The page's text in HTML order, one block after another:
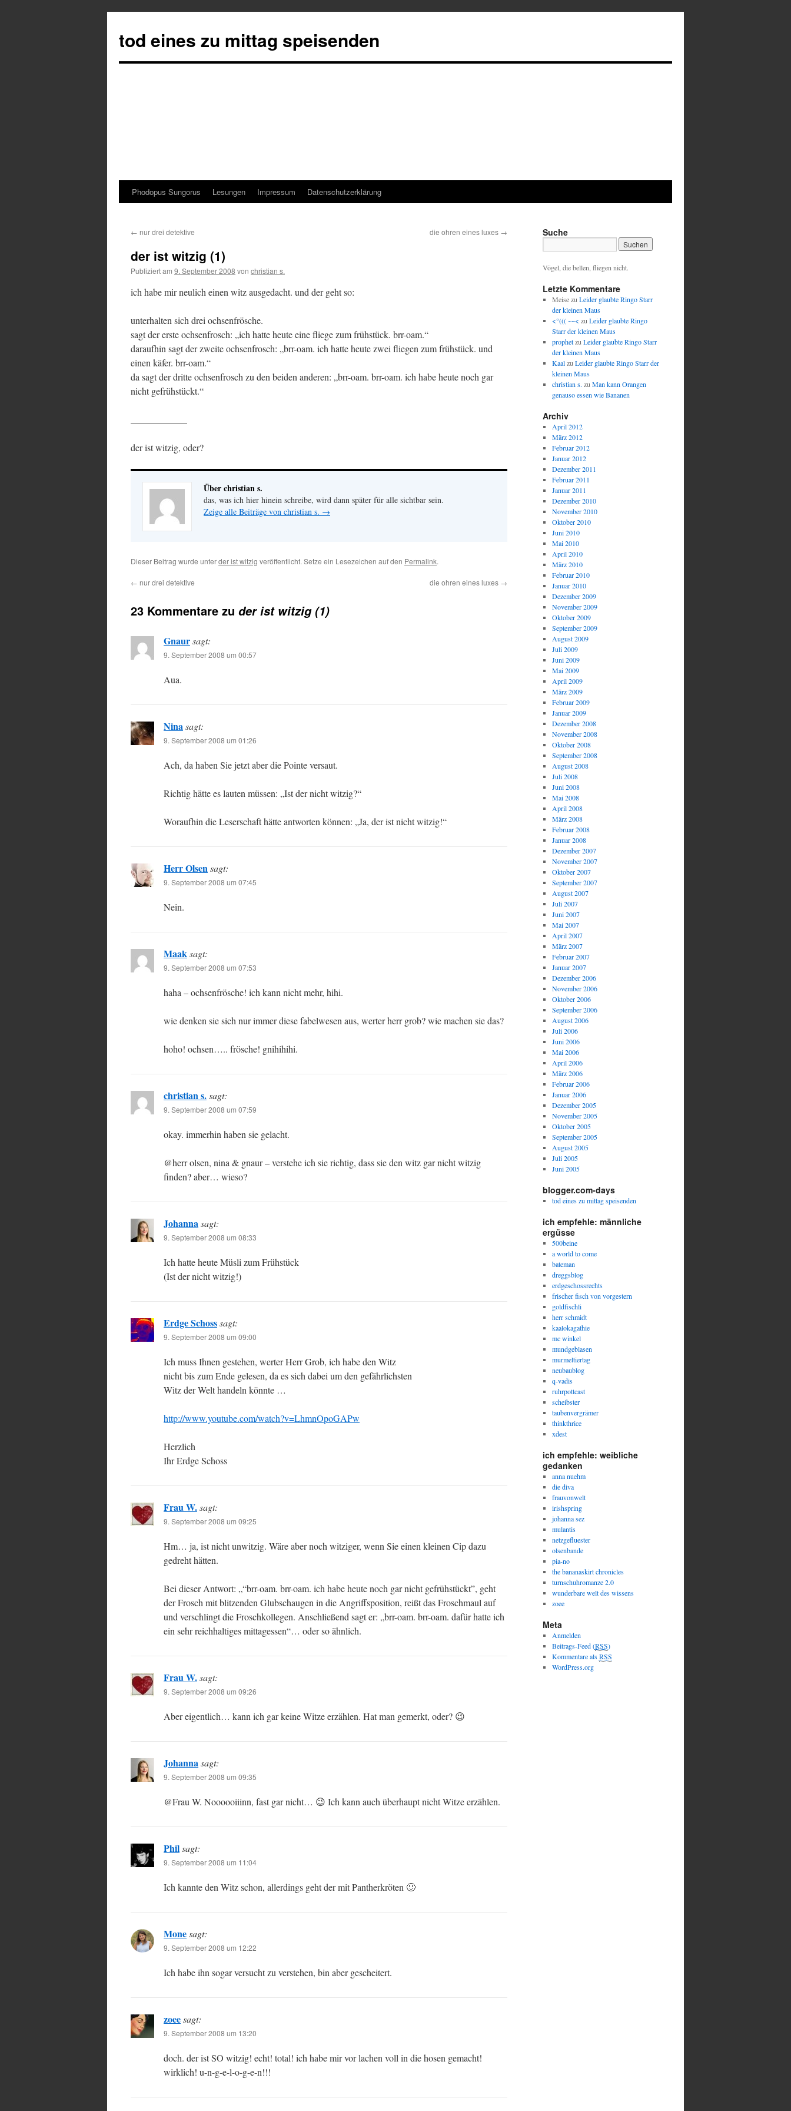
tod eines zu mittag speisenden
Springe
Inhalt
Phodopus Sungorus Lesungen Impressum Datenschutzerklärung
← nur drei detektive die ohren eines luxes →
der ist witzig (1)
Publiziert am 9. September 2008 von christian s.
ich habe mir neulich einen witz ausgedacht. und der geht so:
unterhalten sich drei ochsenfrösche.
sagt der erste ochsenfrosch: „ich hatte heute eine fliege zum frühstück. brr-oam.“
daraufhin sagt der zweite ochsenfrosch: „brr-oam. ich hatte heute zwei fliegen zum frühstück. und
einen käfer. brr-oam.“
da sagt der dritte ochsenfrosch zu den beiden anderen: „brr-oam. brr-oam. ich habe heute noch gar
nicht gefrühstückt.“
der ist witzig, oder?
Über christian s.
das, was ich hier hinein schreibe, wird dann später für alle sichtbar sein.
Zeige alle Beiträge von christian s. →
Dieser Beitrag wurde unterder ist witzig veröffentlicht. Setze ein Lesezeichen auf den Permalink.
← nur drei detektive die ohren eines luxes →
23 Kommentare zu der ist witzig (1)
Gnaursagt:
9. September 2008 um 00:57
Aua.
Ninasagt:
9. September 2008 um 01:26
Ach, da haben Sie jetzt aber die Pointe versaut.
Richtig hätte es lauten müssen: „Ist der nicht witzig?“
Woraufhin die Leserschaft hätte antworten können: „Ja, der ist nicht witzig!“
Herr Olsensagt:
9. September 2008 um 07:45
Nein.
Maaksagt:
9. September 2008 um 07:53
haha – ochsenfrösche! ich kann nicht mehr, hihi.
wie denken sie sich nur immer diese fabelwesen aus, werter herr grob? wie machen sie das?
hoho! ochsen….. frösche! gnihihihi.
christian s.sagt:
9. September 2008 um 07:59
okay. immerhin haben sie gelacht.
@herr olsen, nina & gnaur – verstehe ich sie richtig, dass sie den witz gar nicht witzig
finden? aber… wieso?
Johannasagt:
9. September 2008 um 08:33
Ich hatte heute Müsli zum Frühstück
(Ist der nicht witzig!)
Erdge Schosssagt:
9. September 2008 um 09:00
Ich muss Ihnen gestehen, werter Herr Grob, ich habe den Witz
nicht bis zum Ende gelesen, da es sich dabei um den gefährlichsten
Witz der Welt handeln könnte …
http://www.youtube.com/watch?v=LhmnOpoGAPw
Herzlich
Ihr Erdge Schoss
Frau W.sagt:
9. September 2008 um 09:25
Hm… ja, ist nicht unwitzig. Wäre aber noch witziger, wenn Sie einen kleinen Cip dazu
gedreht hätten.
Bei dieser Antwort: „“brr-oam. brr-oam. ich habe heute noch gar nicht gefrühstückt”, geht
der Frosch mit blitzenden Glubschaugen in die Angriffsposition, reißt das Froschmaul auf
und verschlingt die Froschkollegen. Anschließend sagt er: „brr-oam. brr-oam. dafür hatte ich
ein sehr reichhaltiges mittagessen“… oder so ähnlich.
Frau W.sagt:
9. September 2008 um 09:26
Aber eigentlich… kann ich gar keine Witze erzählen. Hat man gemerkt, oder? 😉
Johannasagt:
9. September 2008 um 09:35
@Frau W. Noooooiiinn, fast gar nicht… 😉 Ich kann auch überhaupt nicht Witze erzählen.
Philsagt:
9. September 2008 um 11:04
Ich kannte den Witz schon, allerdings geht der mit Pantherkröten 🙂
Monesagt:
9. September 2008 um 12:22
Ich habe ihn sogar versucht zu verstehen, bin aber gescheitert.
zoeesagt:
9. September 2008 um 13:20
doch. der ist SO witzig! echt! total! ich habe mir vor lachen voll in die hosen gemacht!
wirklich! u-n-g-e-l-o-g-e-n!!!
Suche
Vögel, die bellen, fliegen nicht.
Letzte Kommentare
Meisezu Leider glaubte Ringo Starr
der kleinen Maus
<°((( ~~< zu Leider glaubte Ringo
Starr der kleinen Maus
prophetzu Leider glaubte Ringo Starr
der kleinen Maus
Kaalzu Leider glaubte Ringo Starr der
kleinen Maus
christian s. zu Man kann Orangen
genauso essen wie Bananen
Archiv
April 2012
März 2012
Februar 2012
Januar 2012
Dezember 2011
Februar 2011
Januar 2011
Dezember 2010
November 2010
Oktober 2010
Juni 2010
Mai 2010
April 2010
März 2010
Februar 2010
Januar 2010
Dezember 2009
November 2009
Oktober 2009
September 2009
August 2009
Juli 2009
Juni 2009
Mai 2009
April 2009
März 2009
Februar 2009
Januar 2009
Dezember 2008
November 2008
Oktober 2008
September 2008
August 2008
Juli 2008
Juni 2008
Mai 2008
April 2008
März 2008
Februar 2008
Januar 2008
Dezember 2007
November 2007
Oktober 2007
September 2007
August 2007
Juli 2007
Juni 2007
Mai 2007
April 2007
März 2007
Februar 2007
Januar 2007
Dezember 2006
November 2006
Oktober 2006
September 2006
August 2006
Juli 2006
Juni 2006
Mai 2006
April 2006
März 2006
Februar 2006
Januar 2006
Dezember 2005
November 2005
Oktober 2005
September 2005
August 2005
Juli 2005
Juni 2005
blogger.com-days
tod eines zu mittag speisenden
ich empfehle: männliche
ergüsse
500beine
a world to come
bateman
dreggsblog
erdgeschossrechts
frischer fisch von vorgestern
goldfischli
herr schmidt
kaalokagathie
mc winkel
mundgeblasen
murmeltiertag
neubaublog
q-vadis
ruhrpottcast
scheibster
taubenvergrämer
thinkthrice
xdest
ich empfehle: weibliche
gedanken
anna nuehm
die diva
frauvonwelt
irishspring
johanna sez
mulantis
netzgefluester
olsenbande
pia-no
the bananaskirt chronicles
turnschuhromanze 2.0
wunderbare welt des wissens
zoee
Meta
Anmelden
Beitrags-Feed (RSS)
Kommentare alsRSS
WordPress.org